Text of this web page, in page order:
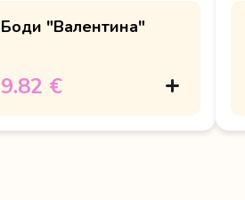
Боди "Валентина"
9.82 €